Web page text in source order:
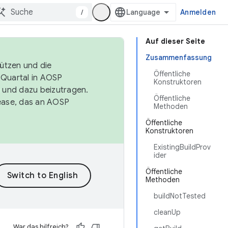
/ Anmelden
Auf dieser Seite
Zusammenfassung
Öffentliche
Konstruktoren
Öffentliche
Methoden
Öffentliche
Konstruktoren
ExistingBuildProv
ider
Öffentliche
Methoden
buildNotTested
cleanUp
und die
in AOSP
und dazu beizutragen.
das an AOSP